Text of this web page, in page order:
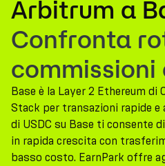
Risorse
Azienda
Arbitrum a
Confronta
Base è la Layer 2 Ethereum di
Stack per transazioni rapide e
di USDC su Base ti consente
in rapida crescita con
basso costo. EarnPark offre